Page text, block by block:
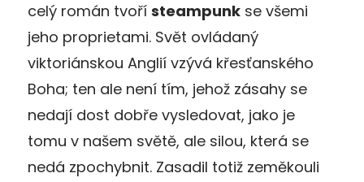
celý román tvoří steampunk se všemi
jeho proprietami. Svět ovládaný
viktoriánskou Anglií vzývá křesťanského
Boha; ten ale není tím, jehož zásahy se
nedají dost dobře vysledovat, jako je
tomu v našem světě, ale silou, která se
nedá zpochybnit. Zasadil totiž zeměkouli